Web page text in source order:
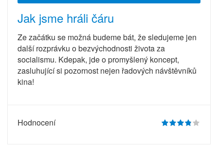
Jak jsme hráli čáru
Ze začátku se možná budeme bát, že sledujeme jen
další rozprávku o bezvýchodnosti života za
socialismu. Kdepak, jde o promyšlený koncept,
zasluhující si pozornost nejen řadových návštěvníků
kina!
Hodnocení